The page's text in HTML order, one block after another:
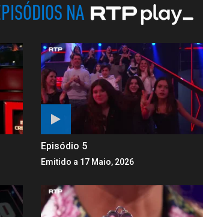
NA
Episódio 5
Emitido a 17 Maio, 2026